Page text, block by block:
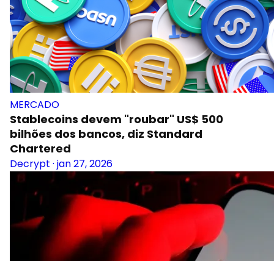
MERCADO
Stablecoins devem "roubar" US$ 500
bilhões dos bancos, diz Standard
Chartered
Decrypt · jan 27, 2026